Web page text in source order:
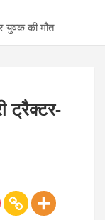
युवक की मौत
ट्रैक्टर-